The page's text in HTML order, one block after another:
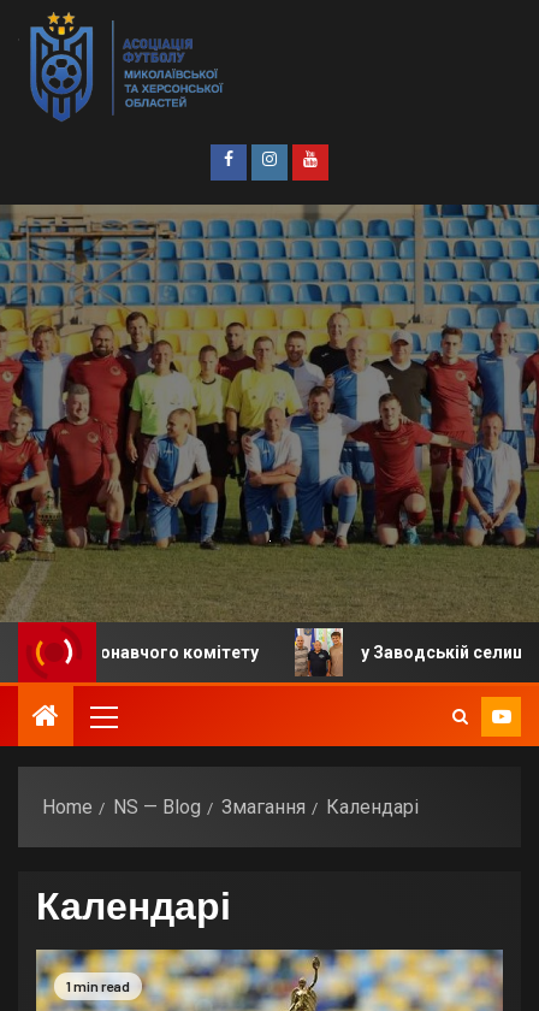
комітету у Заводській селищній
Home NS — Blog Змагання Календарі
Календарі
1 min read